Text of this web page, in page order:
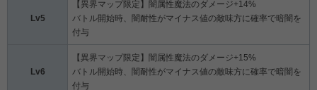
Lv5
【異界マップ限定】闇属性魔法のダメージ+14%
バトル開始時、闇耐性がマイナス値の敵味方に確率で暗闇を
付与
Lv6
【異界マップ限定】闇属性魔法のダメージ+15%
バトル開始時、闇耐性がマイナス値の敵味方に確率で暗闇を
付与